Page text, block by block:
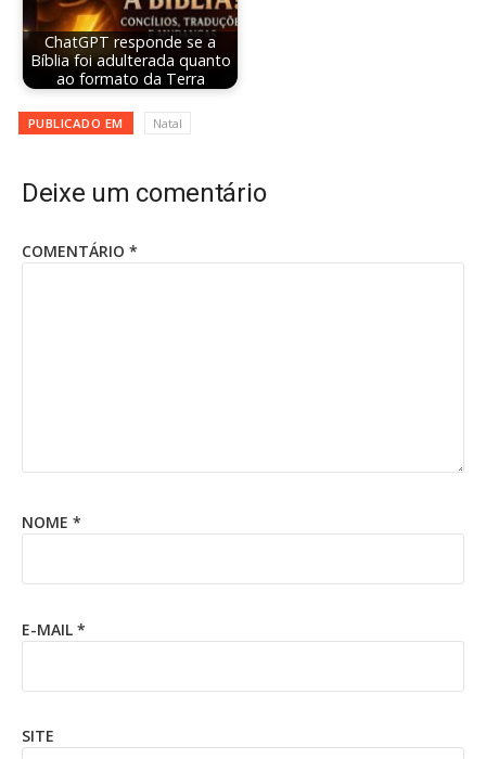
ChatGPT responde se a
Bíblia foi adulterada quanto
ao formato da Terra
PUBLICADO EM Natal
Deixe um comentário
COMENTÁRIO *
NOME *
E-MAIL *
SITE